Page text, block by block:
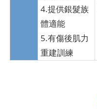
4.提供銀髮族
體適能
5.有傷後肌力
重建訓練